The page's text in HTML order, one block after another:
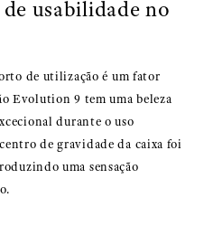
usabilidade no
de utilização é um fator
Evolution 9 tem uma beleza
durante o uso
de gravidade da caixa foi
uma sensação